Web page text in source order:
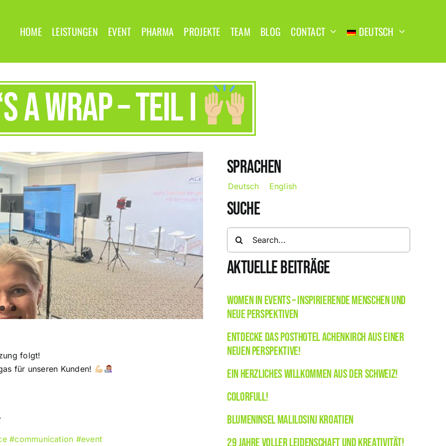
HOME LEISTUNGEN EVENT PHARMA PROJEKTE TEAM BLOG CONTACT DEUTSCH
a wrap – Teil I
folgt!
für unseren Kunden!
#communication #event
SPRACHEN
Deutsch English
SUCHE
Search
AKTUELLE BEITRÄGE
Women in Events – Inspirierende Menschen und
neue Perspektiven
Entdecke das Posthotel Achenkirch aus einer
neuen Perspektive!
Ein herzliches Willkommen aus der Schweiz!
Colorfull!
Blumeninsel Malilosinj Kroatien
29 Jahre voller Leidenschaft und Kreativität!